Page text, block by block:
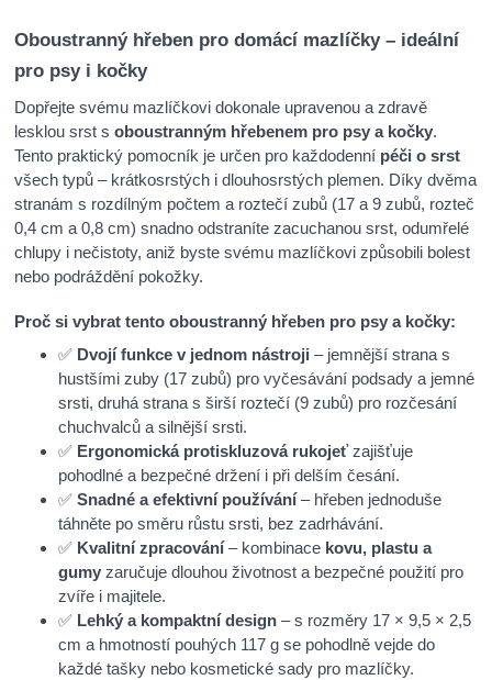
Oboustranný hřeben pro domácí mazlíčky – ideální
pro psy i kočky
Dopřejte svému mazlíčkovi dokonale upravenou a zdravě
lesklou srst soboustranným hřebenem pro psy a kočky.
Tento praktický pomocník je určen pro každodenní péči o srst
všech typů – krátkosrstých i dlouhosrstých plemen. Díky dvěma
stranám s rozdílným počtem a roztečí zubů (17 a 9 zubů, rozteč
0,4 cm a 0,8 cm) snadno odstraníte zacuchanou srst, odumřelé
chlupy i nečistoty, aniž byste svému mazlíčkovi způsobili bolest
nebo podráždění pokožky.
Proč si vybrat tento oboustranný hřeben pro psy a kočky:
✅ Dvojí funkce v jednom nástroji – jemnější strana s
hustšími zuby (17 zubů) pro vyčesávání podsady a jemné
srsti, druhá strana s širší roztečí (9 zubů) pro rozčesání
chuchvalců a silnější srsti.
✅ Ergonomická protiskluzová rukojeťzajišťuje
pohodlné a bezpečné držení i při delším česání.
✅Snadné a efektivní používání – hřeben jednoduše
táhněte po směru růstu srsti, bez zadrhávání.
✅ Kvalitní zpracování – kombinace kovu, plastu a
gumy zaručuje dlouhou životnost a bezpečné použití pro
zvíře i majitele.
✅ Lehký a kompaktní design – s rozměry 17 × 9,5 × 2,5
cm a hmotností pouhých 117 g se pohodlně vejde do
každé tašky nebo kosmetické sady pro mazlíčky.